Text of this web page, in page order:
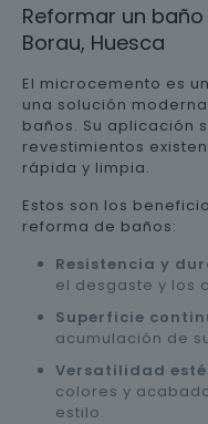
Reformar un
Borau, Huesca
El microcemento es
una solución
baños. Su aplicación
revestimientos
rápida y limpia.
Estos son los
reforma de baños:
Resistencia y
el desgaste y los
Superficie
acumulación de
Versatilidad
colores y
estilo.